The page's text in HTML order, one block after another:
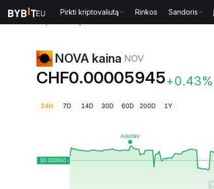
Pirkti kriptovaliutą Rinkos Sandoris
NOVA kaina NOV
CHF0.00005945+0.43%
24H 7D 14D 30D 60D 200D 1Y